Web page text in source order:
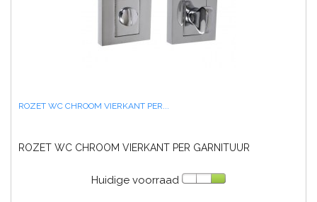
ROZET WC CHROOM VIERKANT PER...
ROZET WC CHROOM VIERKANT PER GARNITUUR
Huidige voorraad